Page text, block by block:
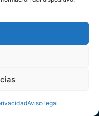
Aviso legal